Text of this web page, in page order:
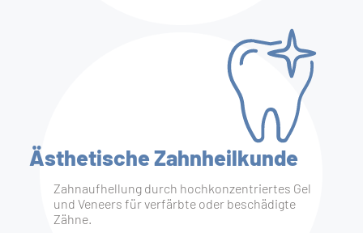
Ästhetische Zahnheil­kunde
Zahnaufhellung durch hochkonzentriertes Gel
und Veneers für verfärbte oder beschädigte
Zähne.